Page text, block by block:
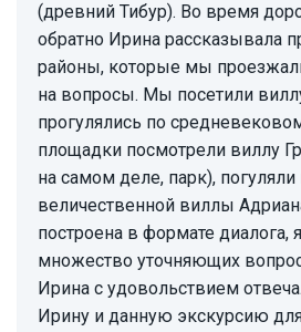
(древний Тибур). Во время
обратно Ирина рассказывала
районы, которые мы
на вопросы. Мы посетили
прогулялись по
площадки посмотрели виллу
на самом деле, парк), погуляли
величественной виллы
построена в формате диалога,
множество уточняющих
Ирина с удовольствием
Ирину и данную экскурсию